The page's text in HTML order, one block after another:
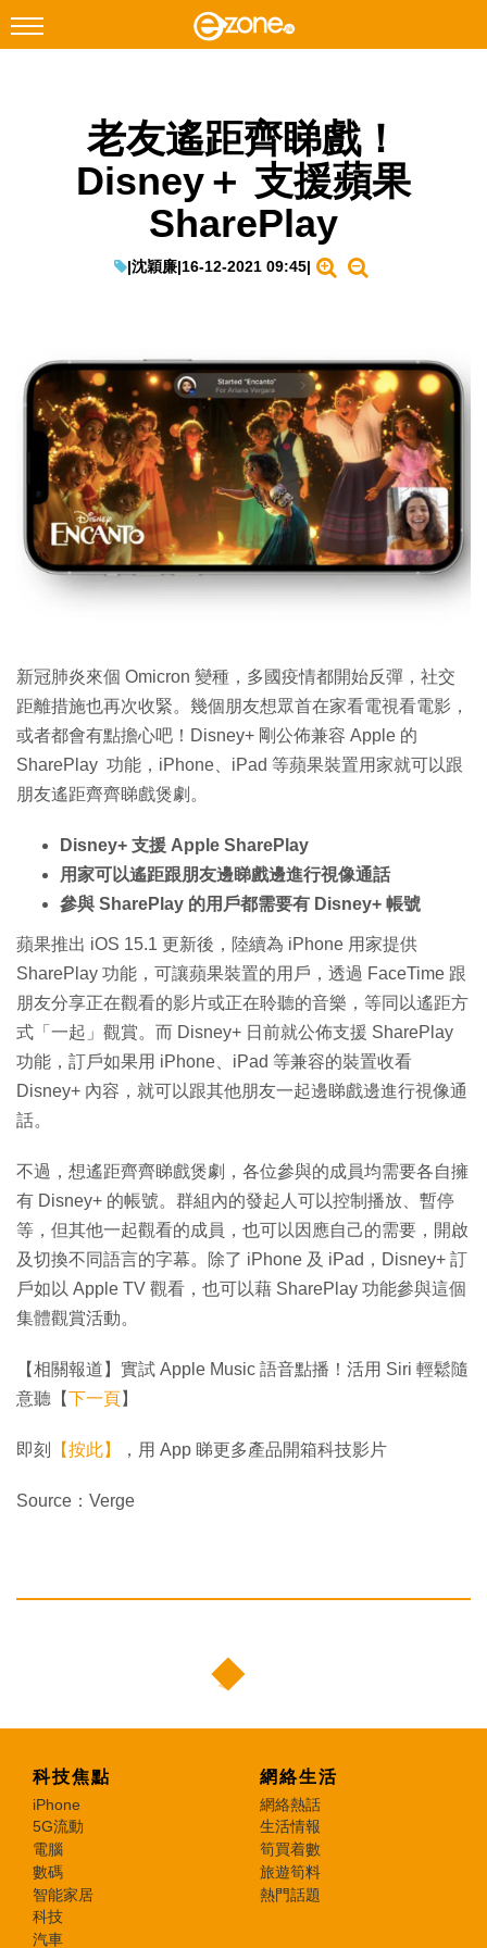
Facebook Instagram
IT Times
生成式AI與雲端應用
Enterprise Digital Transformation
特集
老友遙距齊睇戲！
Disney＋ 支援蘋果
SharePlay
|沈穎廉|16-12-2021 09:45|
新冠肺炎來個 Omicron 變種，多國疫情都開始反彈，社交
距離措施也再次收緊。幾個朋友想眾首在家看電視看電影，
或者都會有點擔心吧！Disney+ 剛公佈兼容 Apple 的
SharePlay 功能，iPhone、iPad 等蘋果裝置用家就可以跟
朋友遙距齊齊睇戲煲劇。
Disney+ 支援 Apple SharePlay
用家可以遙距跟朋友邊睇戲邊進行視像通話
參與 SharePlay 的用戶都需要有 Disney+ 帳號
蘋果推出 iOS 15.1 更新後，陸續為 iPhone 用家提供
SharePlay 功能，可讓蘋果裝置的用戶，透過 FaceTime 跟
朋友分享正在觀看的影片或正在聆聽的音樂，等同以遙距方
式「一起」觀賞。而 Disney+ 日前就公佈支援 SharePlay
功能，訂戶如果用 iPhone、iPad 等兼容的裝置收看
Disney+ 內容，就可以跟其他朋友一起邊睇戲邊進行視像通
話。
不過，想遙距齊齊睇戲煲劇，各位參與的成員均需要各自擁
有 Disney+ 的帳號。群組內的發起人可以控制播放、暫停
等，但其他一起觀看的成員，也可以因應自己的需要，開啟
及切換不同語言的字幕。除了 iPhone 及 iPad，Disney+ 訂
戶如以 Apple TV 觀看，也可以藉 SharePlay 功能參與這個
集體觀賞活動。
【相關報道】實試 Apple Music 語音點播！活用 Siri 輕鬆隨
意聽【下一頁】
即刻 【按此】 ，用 App 睇更多產品開箱科技影片
Source：Verge
科技焦點
iPhone
5G流動
電腦
數碼
智能家居
科技
汽車
網絡生活
網絡熱話
生活情報
筍買着數
旅遊筍料
熱門話題